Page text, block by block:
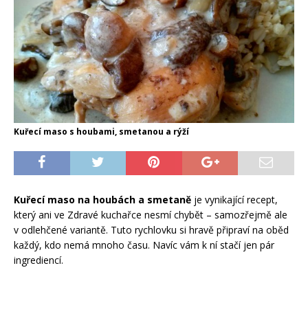
Kuřecí maso s houbami, smetanou a rýží
Kuřecí maso na houbách a smetaně je vynikající recept,
který ani ve Zdravé kuchařce nesmí chybět – samozřejmě ale
v odlehčené variantě. Tuto rychlovku si hravě připraví na oběd
každý, kdo nemá mnoho času. Navíc vám k ní stačí jen pár
ingrediencí.